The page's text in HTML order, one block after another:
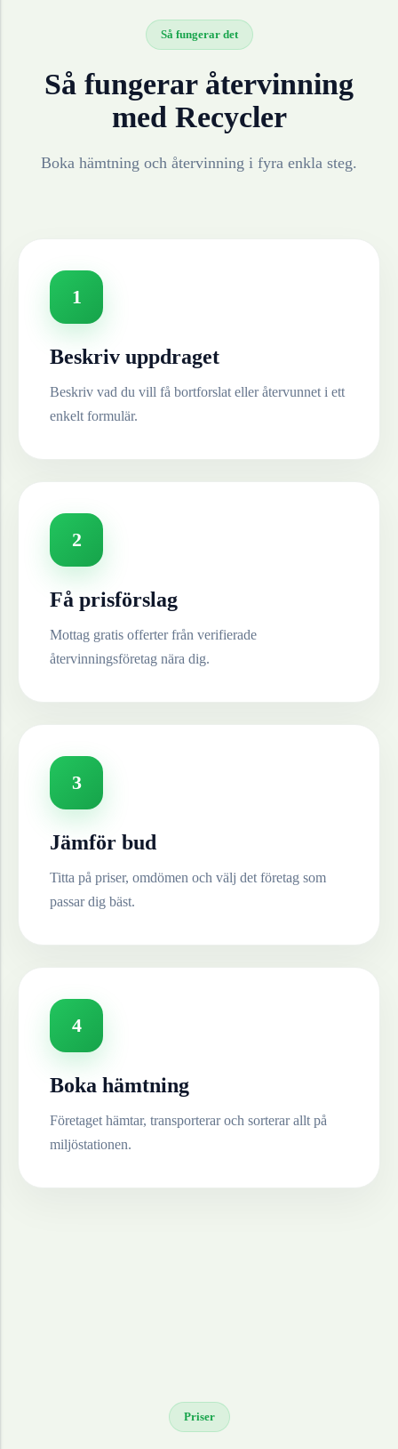
Så fungerar det
Så fungerar återvinning
med Recycler
Boka hämtning och återvinning i fyra enkla steg.
1
Beskriv uppdraget
Beskriv vad du vill få bortforslat eller återvunnet i ett
enkelt formulär.
2
Få prisförslag
Mottag gratis offerter från verifierade
återvinningsföretag nära dig.
3
Jämför bud
Titta på priser, omdömen och välj det företag som
passar dig bäst.
4
Boka hämtning
Företaget hämtar, transporterar och sorterar allt på
miljöstationen.
Priser